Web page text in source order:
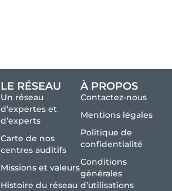
LE RÉSEAU
Un réseau
d’expertes et
d’experts
Carte de nos
centres auditifs
Missions et valeurs
Histoire du réseau
À PROPOS
Contactez-nous
Mentions légales
Politique de
confidentialité
Conditions
générales
d’utilisations